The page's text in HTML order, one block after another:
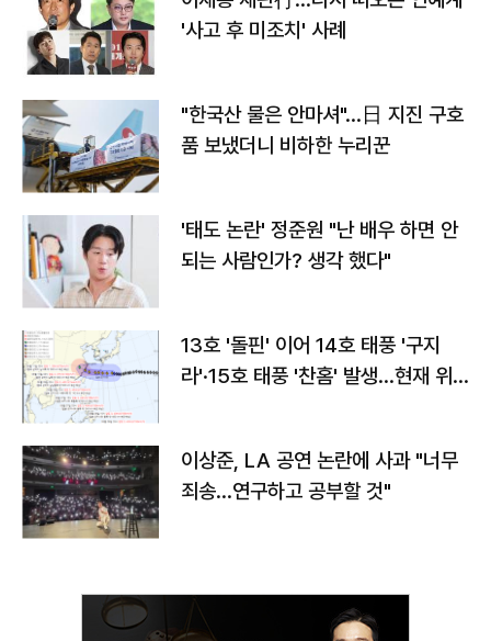
'사고 후 미조치' 사례
"한국산 물은 안마셔"…日 지진 구호
품 보냈더니 비하한 누리꾼
'태도 논란' 정준원 "난 배우 하면 안
되는 사람인가? 생각 했다"
13호 '돌핀' 이어 14호 태풍 '구지
라'·15호 태풍 '찬홈' 발생…현재 위
이상준, LA 공연 논란에 사과 "너무
죄송…연구하고 공부할 것"